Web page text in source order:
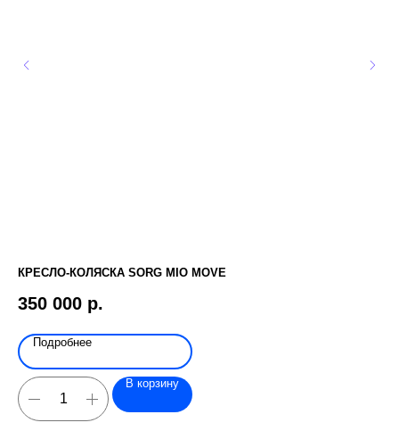
КРЕСЛО-КОЛЯСКА SORG MIO MOVE
350 000 р.
Подробнее
В корзину